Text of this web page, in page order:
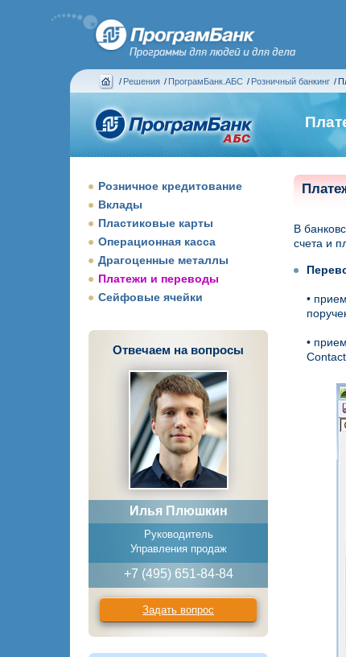
/ Решения / ПрограмБанк.АБС / Розничный банкинг /
Розничное кредитование
Вклады
Пластиковые карты
Операционная касса
Драгоценные металлы
Платежи и переводы
Сейфовые ячейки
Отвечаем на вопросы
Илья Плюшкин
Руководитель
Управления продаж
+7 (495) 651-84-84
Задать вопрос
В
счета и
•
•